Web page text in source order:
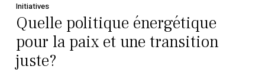
Initiatives
Quelle politique énergétique
pour la paix et une transition
juste?